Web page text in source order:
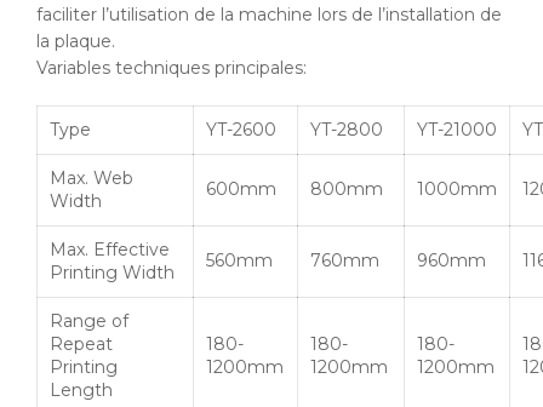
faciliter l’utilisation de la machine lors de l’installation de
la plaque.
Variables techniques principales:
Type YT-2600 YT-2800 YT-21000
Max. Web
Width
600mm 800mm 1000mm
Max. Effective
Printing Width
560mm 760mm 960mm
Range of
Repeat
Printing
Length
180-
1200mm
180-
1200mm
180-
1200mm